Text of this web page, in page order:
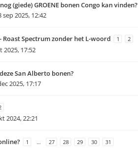
(giede) GROENE bonen Congo kan vinden?
sep 2025, 12:42
Roast Spectrum zonder het L-woord 1 2
2025, 17:52
San Alberto bonen?
2025, 17:17
2024, 22:21
1 … 27 28 29 30 31